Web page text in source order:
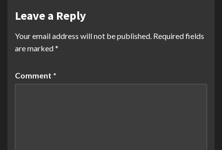
Leave a Reply
Your email address will not be published. Required fields
are marked*
Comment *